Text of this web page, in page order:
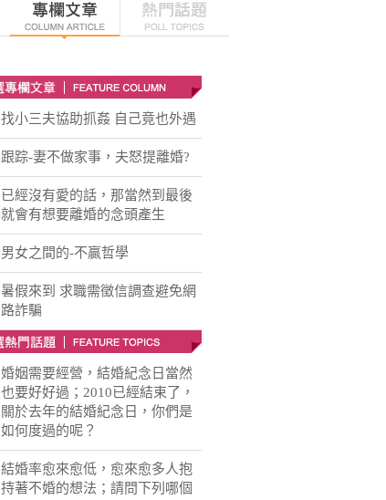
找小三夫協助抓姦 自己竟也外遇
跟踪-妻不做家事，夫怒提離婚?
已經沒有愛的話，那當然到最後
就會有想要離婚的念頭產生
男女之間的-不贏哲學
暑假來到 求職需徵信調查避免網
路詐騙
婚姻需要經營，結婚紀念日當然
也要好好過；2010已經結束了，
關於去年的結婚紀念日，你們是
如何度過的呢？
結婚率愈來愈低，愈來愈多人抱
持著不婚的想法；請問下列哪個